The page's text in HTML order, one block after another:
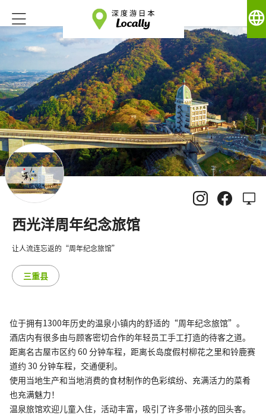
language
西光洋周年纪念旅馆
让人流连忘返的“周年纪念旅馆”
三重县
位于拥有1300年历史的温泉小镇内的舒适的“周年纪念旅馆”。
酒店内有很多由与顾客密切合作的年轻员工手工打造的待客之道。
距离名古屋市区约 60 分钟车程，距离长岛度假村柳花之里和铃鹿赛
道约 30 分钟车程，交通便利。
使用当地生产和当地消费的食材制作的色彩缤纷、充满活力的菜肴
也充满魅力！
温泉旅馆欢迎儿童入住，活动丰富，吸引了许多带小孩的回头客。